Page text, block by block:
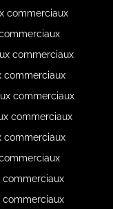
commerciaux
commerciaux
commerciaux
commerciaux
commerciaux
commerciaux
commerciaux
commerciaux